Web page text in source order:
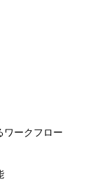
ワークフロー